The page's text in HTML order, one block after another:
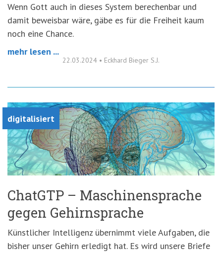
Wenn Gott auch in dieses System berechenbar und
damit beweisbar wäre, gäbe es für die Freiheit kaum
noch eine Chance.
mehr lesen ...
22.03.2024 • Eckhard Bieger S.J.
digitalisiert
ChatGTP – Maschinensprache
gegen Gehirnsprache
Künstlicher Intelligenz übernimmt viele Aufgaben, die
bisher unser Gehirn erledigt hat. Es wird unsere Briefe